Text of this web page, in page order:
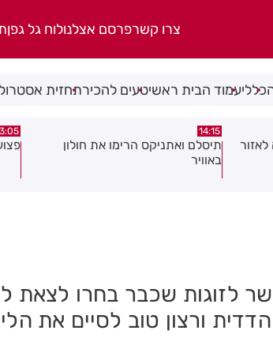
צרו קשרפרסם אצלנולוח גל גפן
כלליעמוד הבית ראשיטעים להכירתחזית
13:05
פצוע בתאונת אופנוע במרכז חולון
לזוגות שכבר בחרו לצאת
ורצון טוב לסיים את